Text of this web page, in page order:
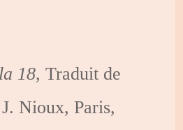
18, Traduit de
Nioux, Paris,